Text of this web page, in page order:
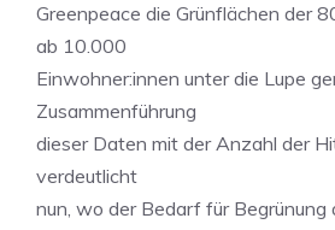
Greenpeace die Grünflächen der
ab 10.000
Einwohner:innen unter die Lupe
Zusammenführung
dieser Daten mit der Anzahl der
verdeutlicht
nun, wo der Bedarf für Begrünung